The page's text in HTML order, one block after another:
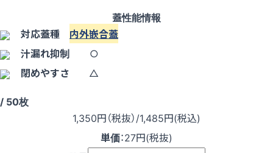
蓋性能情報
対応蓋種 内外嵌合蓋
汁漏れ抑制
○
閉めやすさ
△
50枚
1,350円（税抜）/1,485円(税込)
単価：27円(税抜)